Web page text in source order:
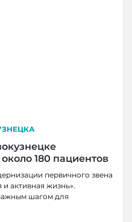
180 пациентов
первичного звена
активная жизнь».
шагом для